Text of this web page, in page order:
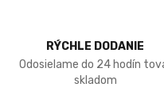
RÝCHLE DODANIE
Odosielame do 24 hodín
skladom